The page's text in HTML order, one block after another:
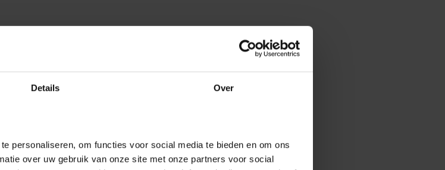
Details Over
personaliseren, om functies voor social media te bieden en om ons
over uw gebruik van onze site met onze partners voor social